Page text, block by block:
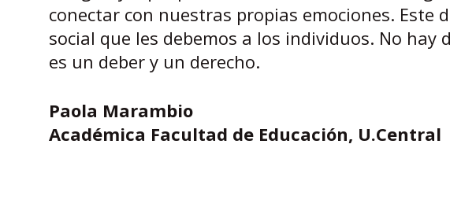
conectar con nuestras propias emociones. Este
social que les debemos a los individuos. No hay
es un deber y un derecho.
Paola Marambio
Académica Facultad de Educación, U.Central